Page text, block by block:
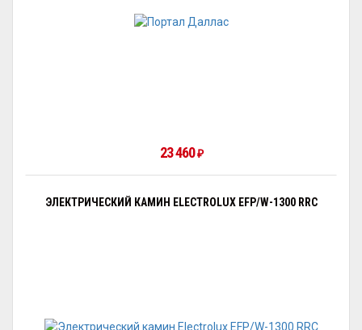
23 460₽
ЭЛЕКТРИЧЕСКИЙ КАМИН ELECTROLUX EFP/W-1300 RRC